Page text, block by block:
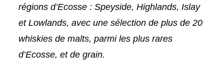
régions d’Ecosse : Speyside, Highlands, Islay
et Lowlands, avec une sélection de plus de 20
whiskies de malts, parmi les plus rares
d’Ecosse, et de grain.